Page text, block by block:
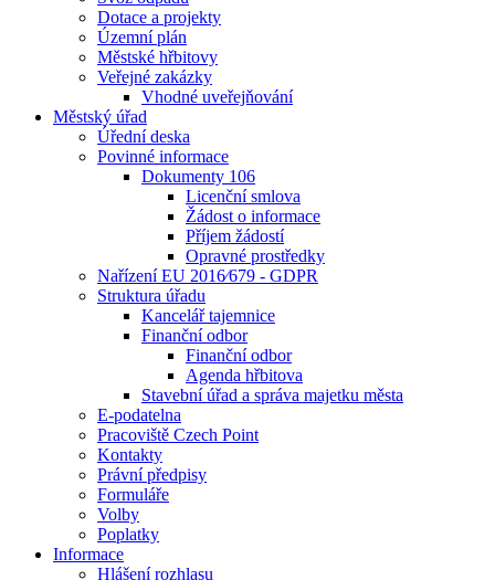
Dotace a projekty
Územní plán
Městské hřbitovy
Veřejné zakázky
Vhodné uveřejňování
Městský úřad
Úřední deska
Povinné informace
Dokumenty 106
Licenční smlova
Žádost o informace
Příjem žádostí
Opravné prostředky
Nařízení EU 2016⁄679 - GDPR
Struktura úřadu
Kancelář tajemnice
Finanční odbor
Finanční odbor
Agenda hřbitova
Stavební úřad a správa majetku města
E-podatelna
Pracoviště Czech Point
Kontakty
Právní předpisy
Formuláře
Volby
Poplatky
Informace
Hlášení rozhlasu